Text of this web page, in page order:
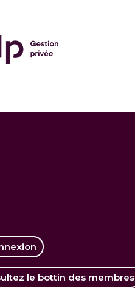
le bottin des membres